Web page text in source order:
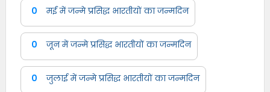
0 मई में जन्मे प्रसिद्ध भारतीयों का जन्मदिन
0 जून में जन्मे प्रसिद्ध भारतीयों का जन्मदिन
0 जुलाई में जन्मे प्रसिद्ध भारतीयों का जन्मदिन